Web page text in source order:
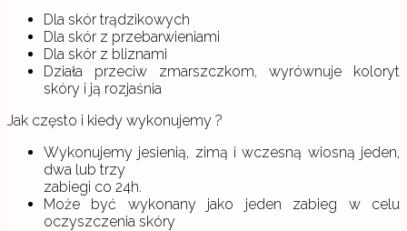
Dla skór trądzikowych
Dla skór z przebarwieniami
Dla skór z bliznami
Działa przeciw zmarszczkom, wyrównuje koloryt
skóry i ją rozjaśnia
Jak często i kiedy wykonujemy ?
Wykonujemy jesienią, zimą i wczesną wiosną jeden,
dwa lub trzy
zabiegi co 24h.
Może być wykonany jako jeden zabieg w celu
oczyszczenia skóry